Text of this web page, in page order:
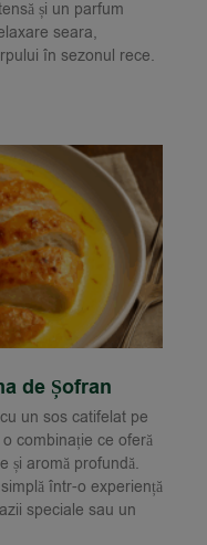
și un parfum
seara,
în sezonul rece.
de Șofran
un sos catifelat pe
combinație ce oferă
și aromă profundă.
într-o experiență
speciale sau un